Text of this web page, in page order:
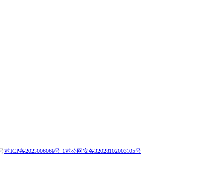
苏ICP备2023006069号-1苏公网安备32028102003105号